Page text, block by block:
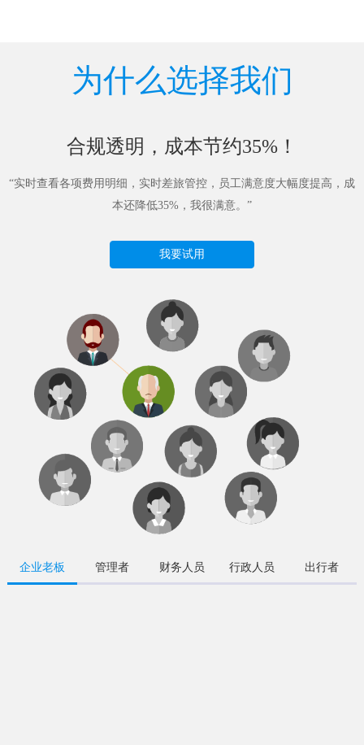
为什么选择我们
合规透明，成本节约35%！
“实时查看各项费用明细，实时差旅管控，员工满意度大幅度提高，成
本还降低35%，我很满意。”
我要试用
企业老板 管理者 财务人员 行政人员 出行者